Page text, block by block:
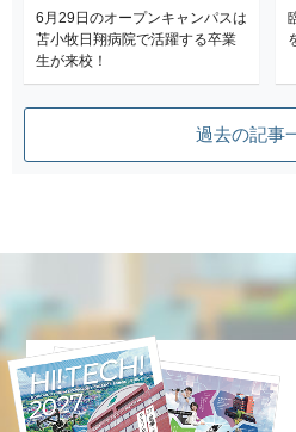
6月29日のオープンキャンパスは
苫小牧日翔病院で活躍する卒業
生が来校！
過去の記事